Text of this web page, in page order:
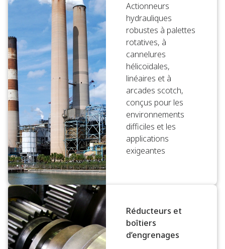
Actionneurs
hydrauliques
robustes à palettes
rotatives, à
cannelures
hélicoïdales,
linéaires et à
arcades scotch,
conçus pour les
environnements
difficiles et les
applications
exigeantes
Réducteurs et
boîtiers
d’engrenages